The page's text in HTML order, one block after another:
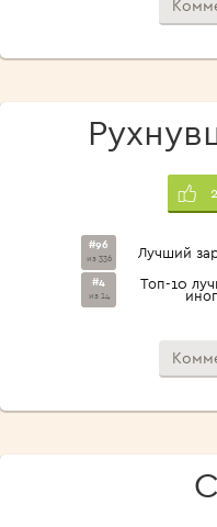
#96
из 336 Лучший
#4
из 14
Топ-10